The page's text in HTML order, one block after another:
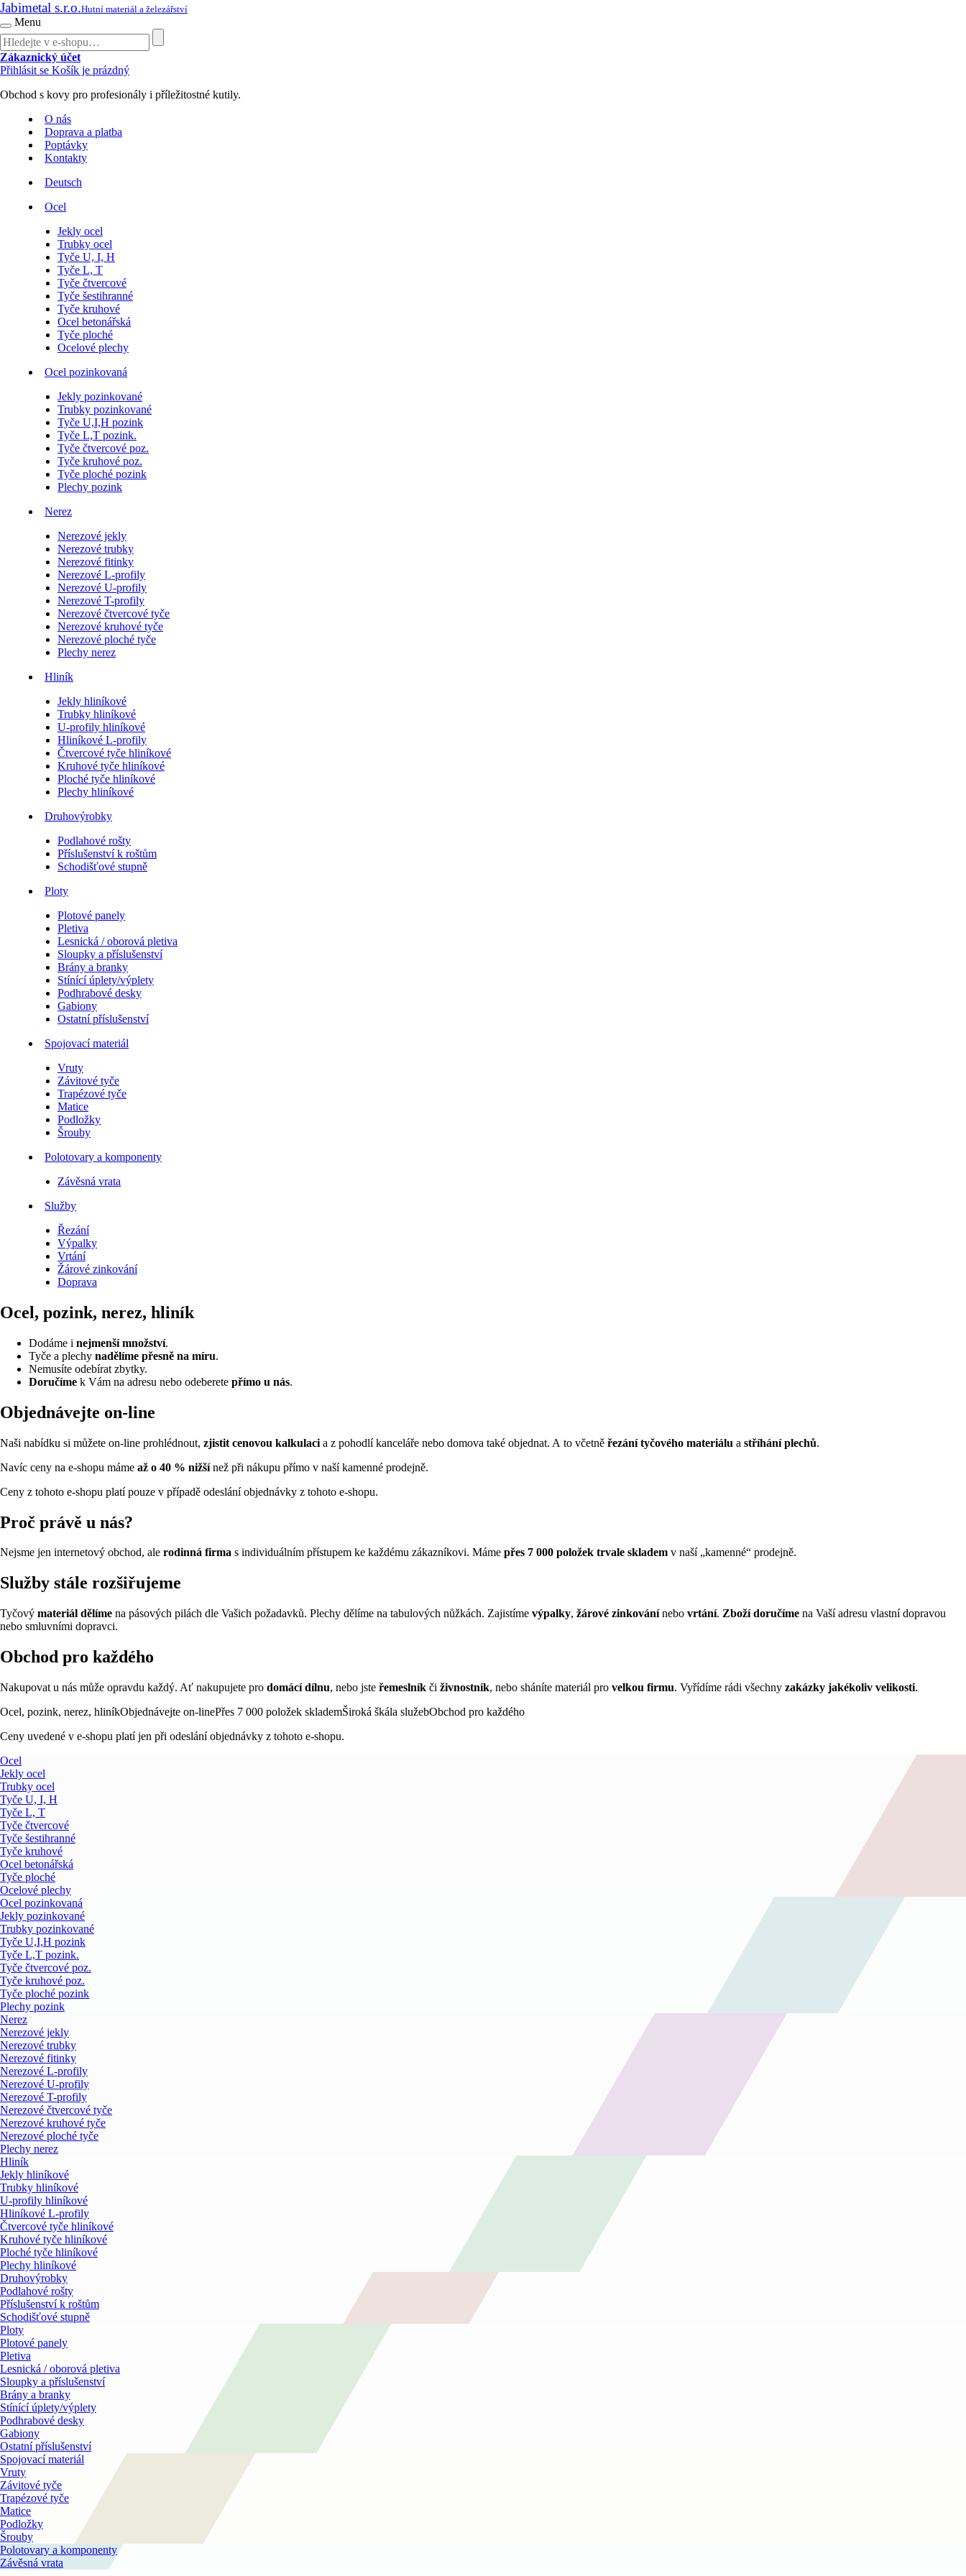
Jabimetal s.r.o.Hutní materiál a železářství
Menu
Zákaznický účet
Přihlásit se Košík je prázdný
Obchod s kovy pro profesionály i příležitostné kutily.
O nás
Doprava a platba
Poptávky
Kontakty
Deutsch
Ocel
Jekly ocel
Trubky ocel
Tyče U, I, H
Tyče L, T
Tyče čtvercové
Tyče šestihranné
Tyče kruhové
Ocel betonářská
Tyče ploché
Ocelové plechy
Ocel pozinkovaná
Jekly pozinkované
Trubky pozinkované
Tyče U,I,H pozink
Tyče L,T pozink.
Tyče čtvercové poz.
Tyče kruhové poz.
Tyče ploché pozink
Plechy pozink
Nerez
Nerezové jekly
Nerezové trubky
Nerezové fitinky
Nerezové L-profily
Nerezové U-profily
Nerezové T-profily
Nerezové čtvercové tyče
Nerezové kruhové tyče
Nerezové ploché tyče
Plechy nerez
Hliník
Jekly hliníkové
Trubky hliníkové
U-profily hliníkové
Hliníkové L-profily
Čtvercové tyče hliníkové
Kruhové tyče hliníkové
Ploché tyče hliníkové
Plechy hliníkové
Druhovýrobky
Podlahové rošty
Příslušenství k roštům
Schodišťové stupně
Ploty
Plotové panely
Pletiva
Lesnická / oborová pletiva
Sloupky a příslušenství
Brány a branky
Stínící úplety/výplety
Podhrabové desky
Gabiony
Ostatní příslušenství
Spojovací materiál
Vruty
Závitové tyče
Trapézové tyče
Matice
Podložky
Šrouby
Polotovary a komponenty
Závěsná vrata
Služby
Řezání
Výpalky
Vrtání
Žárové zinkování
Doprava
Ocel, pozink, nerez, hliník
Dodáme i nejmenší množství.
Tyče a plechy nadělíme přesně na míru.
Nemusíte odebírat zbytky.
Doručíme k Vám na adresu nebo odeberete přímo u nás.
Objednávejte on-line
Naši nabídku si můžete on-line prohlédnout, zjistit cenovou kalkulaci a z pohodlí kanceláře nebo domova také objednat. A to včetně řezání tyčového materiálu a stříhání plechů.
Navíc ceny na e-shopu máme až o 40 % nižšínež při nákupu přímo v naší kamenné prodejně.
Ceny z tohoto e-shopu platí pouze v případě odeslání objednávky z tohoto e-shopu.
Proč právě u nás?
Nejsme jen internetový obchod, ale rodinná firma s individuálním přístupem ke každému zákazníkovi. Máme přes 7 000 položek trvale skladem v naší „kamenné“ prodejně.
Služby stále rozšiřujeme
Tyčový materiál dělíme na pásových pilách dle Vašich požadavků. Plechy dělíme na tabulových nůžkách. Zajistíme výpalky, žárové zinkovánínebo vrtání. Zboží doručíme na Vaší adresu vlastní dopravou
nebo smluvními dopravci.
Obchod pro každého
Nakupovat u nás může opravdu každý. Ať nakupujete pro domácí dílnu, nebo jste řemeslník či živnostník, nebo sháníte materiál pro velkou firmu. Vyřídíme rádi všechny zakázky jakékoliv velikosti.
Ocel, pozink, nerez, hliníkObjednávejte on-linePřes 7 000 položek sklademŠiroká škála služebObchod pro každého
Ceny uvedené v e-shopu platí jen při odeslání objednávky z tohoto e-shopu.
Ocel
Jekly ocel
Trubky ocel
Tyče U, I, H
Tyče L, T
Tyče čtvercové
Tyče šestihranné
Tyče kruhové
Ocel betonářská
Tyče ploché
Ocelové plechy
Ocel pozinkovaná
Jekly pozinkované
Trubky pozinkované
Tyče U,I,H pozink
Tyče L,T pozink.
Tyče čtvercové poz.
Tyče kruhové poz.
Tyče ploché pozink
Plechy pozink
Nerez
Nerezové jekly
Nerezové trubky
Nerezové fitinky
Nerezové L-profily
Nerezové U-profily
Nerezové T-profily
Nerezové čtvercové tyče
Nerezové kruhové tyče
Nerezové ploché tyče
Plechy nerez
Hliník
Jekly hliníkové
Trubky hliníkové
U-profily hliníkové
Hliníkové L-profily
Čtvercové tyče hliníkové
Kruhové tyče hliníkové
Ploché tyče hliníkové
Plechy hliníkové
Druhovýrobky
Podlahové rošty
Příslušenství k roštům
Schodišťové stupně
Ploty
Plotové panely
Pletiva
Lesnická / oborová pletiva
Sloupky a příslušenství
Brány a branky
Stínící úplety/výplety
Podhrabové desky
Gabiony
Ostatní příslušenství
Spojovací materiál
Vruty
Závitové tyče
Trapézové tyče
Matice
Podložky
Šrouby
Polotovary a komponenty
Závěsná vrata